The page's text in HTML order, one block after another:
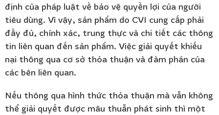
định của pháp luật về bảo vệ quyền lợi của người
tiêu dùng. Vì vậy, sản phẩm do CVI cung cấp phải
đầy đủ, chính xác, trung thực và chi tiết các thông
tin liên quan đến sản phẩm. Việc giải quyết khiếu
nại thông qua cơ sở thỏa thuận và đàm phán của
các bên liên quan.
Nếu thông qua hình thức thỏa thuận mà vẫn không
thể giải quyết được mâu thuẫn phát sinh thì một